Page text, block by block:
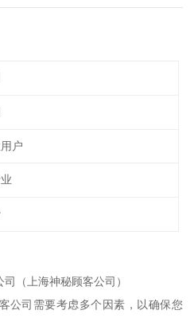
户
（上海神秘顾客公司）
公司需要考虑多个因素，以确保您